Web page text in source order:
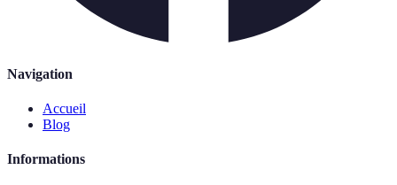
Navigation
Accueil
Blog
Informations